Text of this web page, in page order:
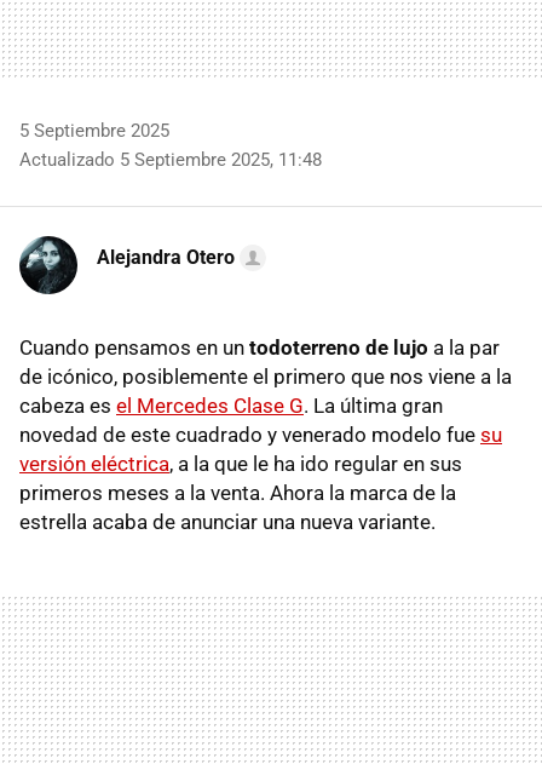
5 Septiembre 2025
Actualizado 5 Septiembre 2025, 11:48
Alejandra Otero
Cuando pensamos en un todoterreno de lujo a la par
de icónico, posiblemente el primero que nos viene a la
cabeza es el Mercedes Clase G. La última gran
novedad de este cuadrado y venerado modelo fue su
versión eléctrica, a la que le ha ido regular en sus
primeros meses a la venta. Ahora la marca de la
estrella acaba de anunciar una nueva variante.